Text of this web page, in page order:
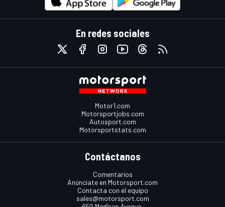
En redes sociales
Motor1.com
Motorsportjobs.com
Autosport.com
Motorsportstats.com
Contáctanos
Comentarios
Anúnciate en Motorsport.com
Contacta con el equipo
sales@motorsport.com